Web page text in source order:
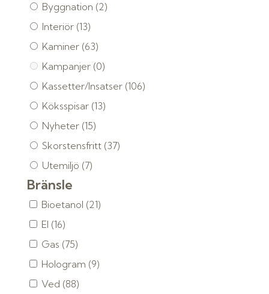
Byggnation (2)
Interiör (13)
Kaminer (63)
Kampanjer (0)
Kassetter/Insatser (106)
Köksspisar (13)
Nyheter (15)
Skorstensfritt (37)
Utemiljö (7)
Bränsle
Bioetanol (21)
El (16)
Gas (75)
Hologram (9)
Ved (88)